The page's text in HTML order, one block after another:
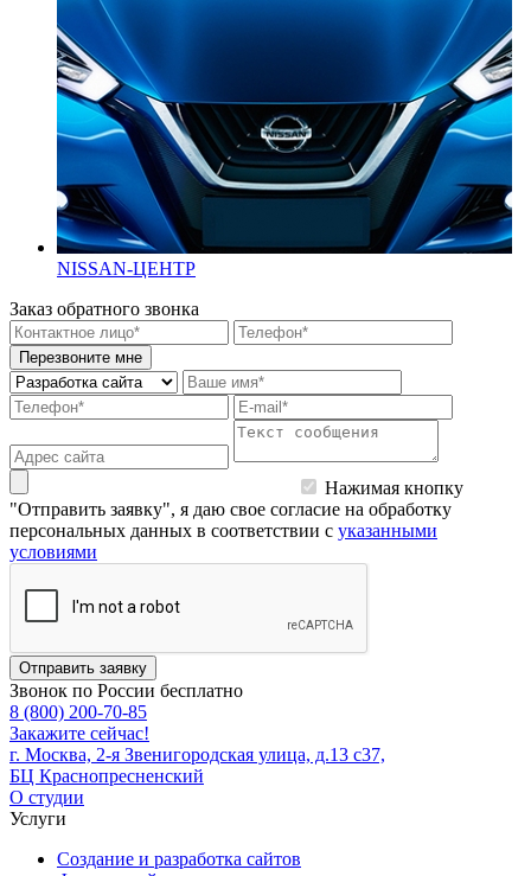
NISSAN-ЦЕНТР
Заказ обратного звонка
Перезвоните мне
Нажимая кнопку
"Отправить заявку", я даю свое согласие на обработку
персональных данных в соответствии с указанными
условиями
Отправить заявку
Звонок по России бесплатно
8 (800) 200-70-85
Закажите сейчас!
г. Москва, 2-я Звенигородская улица, д.13 с37,
БЦ Краснопресненский
О студии
Услуги
Создание и разработка сайтов